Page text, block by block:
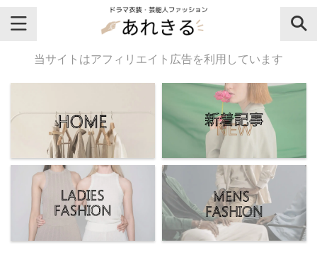
＼芸能人名・ドラマ名で検索♪／
気になるドラマ名や芸能人名でおし
ゃれなドラマ衣装・ファッションを
チェックしてね♪
【よく検索されてる女性芸能人】
当サイトはアフィリエイト広告を利用しています